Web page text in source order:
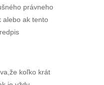
právneho
alebo ak tento
koľko krát